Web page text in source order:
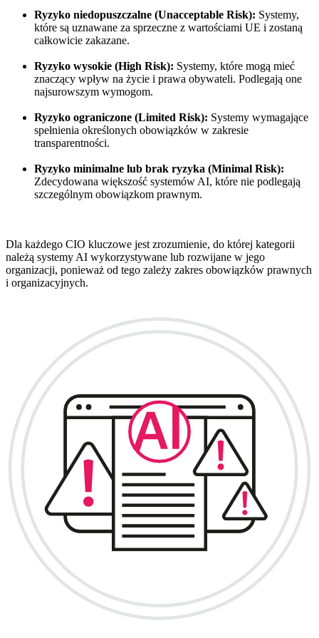
Ryzyko niedopuszczalne (Unacceptable Risk): Systemy,
które są uznawane za sprzeczne z wartościami UE i zostaną
całkowicie zakazane.
Ryzyko wysokie (High Risk): Systemy, które mogą mieć
znaczący wpływ na życie i prawa obywateli. Podlegają one
najsurowszym wymogom.
Ryzyko ograniczone (Limited Risk): Systemy wymagające
spełnienia określonych obowiązków w zakresie
transparentności.
Ryzyko minimalne lub brak ryzyka (Minimal Risk):
Zdecydowana większość systemów AI, które nie podlegają
szczególnym obowiązkom prawnym.
Dla każdego CIO kluczowe jest zrozumienie, do której kategorii
należą systemy AI wykorzystywane lub rozwijane w jego
organizacji, ponieważ od tego zależy zakres obowiązków prawnych
i organizacyjnych.